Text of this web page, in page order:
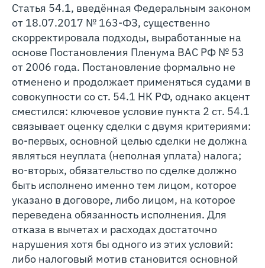
Статья 54.1, введённая Федеральным законом
от 18.07.2017 № 163-ФЗ, существенно
скорректировала подходы, выработанные на
основе Постановления Пленума ВАС РФ № 53
от 2006 года. Постановление формально не
отменено и продолжает применяться судами в
совокупности со ст. 54.1 НК РФ, однако акцент
сместился: ключевое условие пункта 2 ст. 54.1
связывает оценку сделки с двумя критериями:
во‑первых, основной целью сделки не должна
являться неуплата (неполная уплата) налога;
во‑вторых, обязательство по сделке должно
быть исполнено именно тем лицом, которое
указано в договоре, либо лицом, на которое
переведена обязанность исполнения. Для
отказа в вычетах и расходах достаточно
нарушения хотя бы одного из этих условий:
либо налоговый мотив становится основной